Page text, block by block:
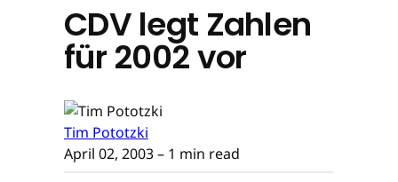
CDV legt Zahlen
für 2002 vor
Tim Pototzki
April 02, 2003– 1 min read